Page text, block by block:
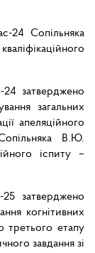
24 Сопільняка
24 затверджено
загальних
апеляційного
В.Ю.
іспиту –
затверджено
когнітивних
етапу
завдання зі